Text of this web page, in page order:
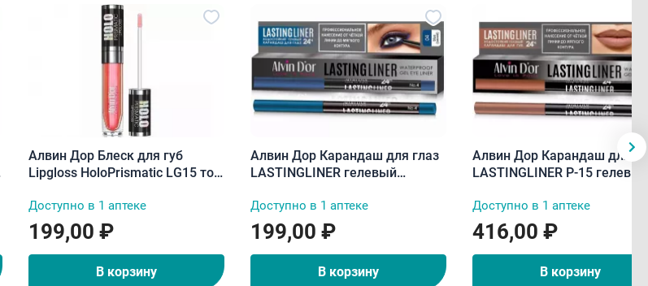
Алвин Дор Блеск для губ
Lipgloss HoloPrismatic LG15 тон
Доступно в 1 аптеке
199,00 ₽
В корзину
Алвин Дор Карандаш для глаз
LASTINGLINER гелевый
Доступно в 1 аптеке
199,00 ₽
В корзину
Алвин Дор Карандаш для
LASTINGLINER P-15 гелевый
0,29 г
Доступно в 1 аптеке
416,00 ₽
В корзину